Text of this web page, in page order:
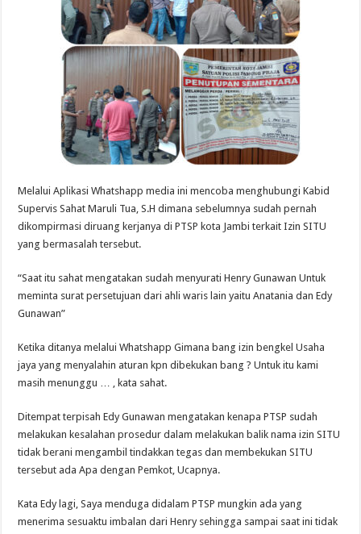
Melalui Aplikasi Whatshapp media ini mencoba menghubungi Kabid
Supervis Sahat Maruli Tua, S.H dimana sebelumnya sudah pernah
dikompirmasi diruang kerjanya di PTSP kota Jambi terkait Izin SITU
yang bermasalah tersebut.
“Saat itu sahat mengatakan sudah menyurati Henry Gunawan Untuk
meminta surat persetujuan dari ahli waris lain yaitu Anatania dan Edy
Gunawan”
Ketika ditanya melalui Whatshapp Gimana bang izin bengkel Usaha
jaya yang menyalahin aturan kpn dibekukan bang ? Untuk itu kami
masih menunggu … , kata sahat.
Ditempat terpisah Edy Gunawan mengatakan kenapa PTSP sudah
melakukan kesalahan prosedur dalam melakukan balik nama izin SITU
tidak berani mengambil tindakkan tegas dan membekukan SITU
tersebut ada Apa dengan Pemkot, Ucapnya.
Kata Edy lagi, Saya menduga didalam PTSP mungkin ada yang
menerima sesuaktu imbalan dari Henry sehingga sampai saat ini tidak